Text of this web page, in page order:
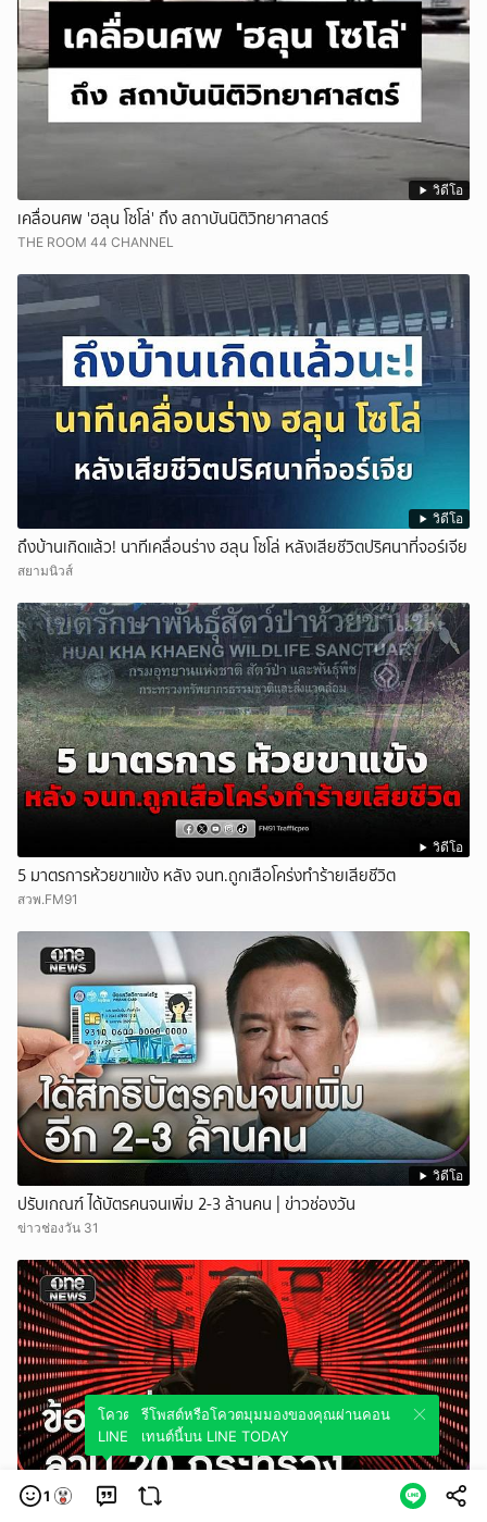
วิดีโอ
เคลื่อนศพ 'ฮลุน โซโล่' ถึง สถาบันนิติวิทยาศาสตร์
THE ROOM 44 CHANNEL
วิดีโอ
ถึงบ้านเกิดแล้ว! นาทีเคลื่อนร่าง ฮลุน โซโล่ หลังเสียชีวิตปริศนาที่จอร์เจีย
สยามนิวส์
วิดีโอ
5 มาตรการห้วยขาแข้ง หลัง จนท.ถูกเสือโคร่งทำร้ายเสียชีวิต
สวพ.FM91
วิดีโอ
ปรับเกณฑ์ ได้บัตรคนจนเพิ่ม 2-3 ล้านคน | ข่าวช่องวัน
ข่าวช่องวัน 31
วิดีโอ
1
โควตมุมมองของคุณผ่านคอนเทนต์นี้บน
LINE TODAY
รีโพสต์หรือโควตมุมมองของคุณผ่านคอน
เทนต์นี้บน LINE TODAY